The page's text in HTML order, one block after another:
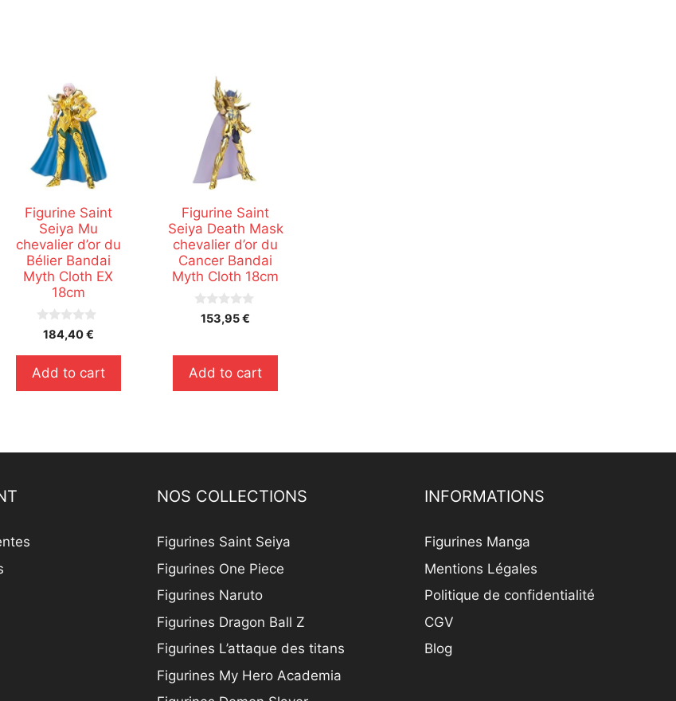
Figurine Saint
Seiya Mu
chevalier d’or du
Bélier Bandai
Myth Cloth EX
18cm
0
s
u
5
184,40€
Add to cart
Figurine Saint
Seiya Death Mask
chevalier d’or du
Cancer Bandai
Myth Cloth 18cm
s
5
153,95€
Add to cart
NOS COLLECTIONS
Figurines Saint Seiya
Figurines One Piece
Figurines Naruto
Figurines Dragon Ball Z
Figurines L’attaque des titans
Figurines My Hero Academia
INFORMATIONS
Figurines Manga
Mentions Légales
Politique de confidentialité
CGV
Blog